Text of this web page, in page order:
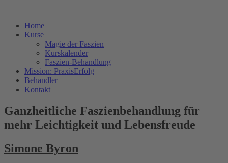
Home
Kurse
Magie der Faszien
Kurskalender
Faszien-Behandlung
Mission: PraxisErfolg
Behandler
Kontakt
Ganzheitliche Faszienbehandlung für
mehr Leichtigkeit und Lebensfreude
Simone Byron